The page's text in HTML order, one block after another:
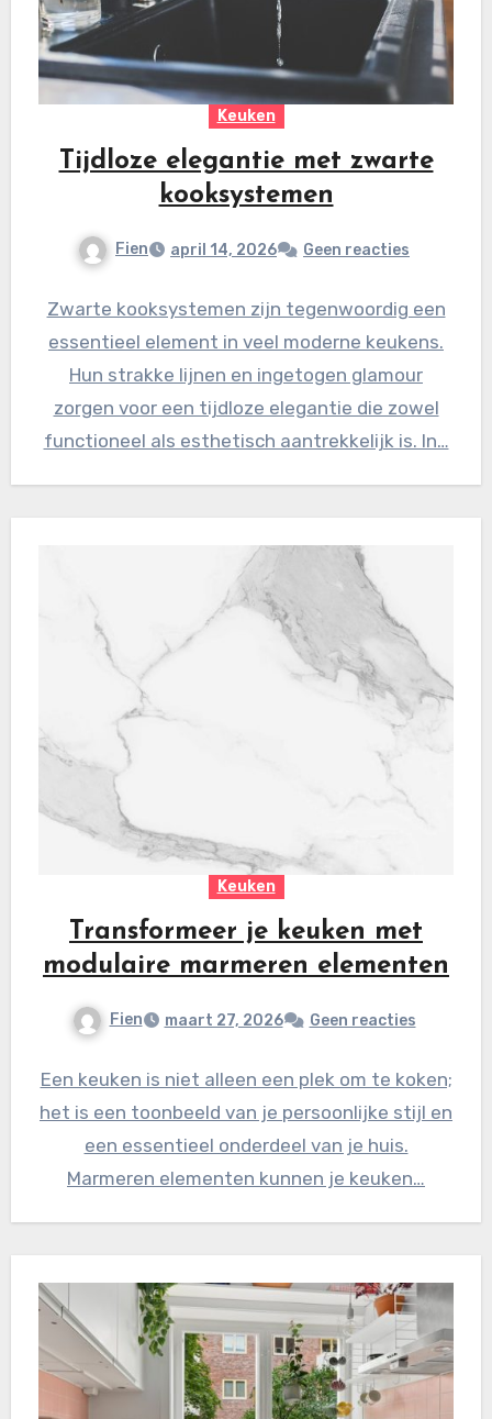
Keuken
Tijdloze elegantie met zwarte
kooksystemen
Fien april 14, 2026 Geen reacties
Zwarte kooksystemen zijn tegenwoordig een
essentieel element in veel moderne keukens.
Hun strakke lijnen en ingetogen glamour
zorgen voor een tijdloze elegantie die zowel
functioneel als esthetisch aantrekkelijk is. In…
Keuken
Transformeer je keuken met
modulaire marmeren elementen
Fien maart 27, 2026 Geen reacties
Een keuken is niet alleen een plek om te koken;
het is een toonbeeld van je persoonlijke stijl en
een essentieel onderdeel van je huis.
Marmeren elementen kunnen je keuken…